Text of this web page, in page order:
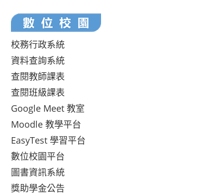
校務行政系統
資料查詢系統
查閱教師課表
查閱班級課表
Google Meet 教室
Moodle 教學平台
EasyTest 學習平台
數位校園平台
圖書資訊系統
獎助學金公告